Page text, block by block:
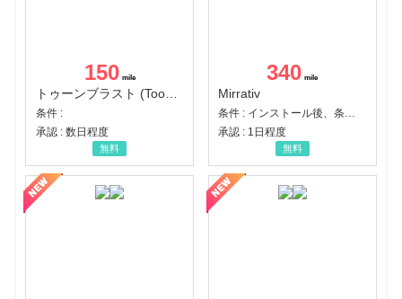
150
トゥーンブラスト (Toon Blast)
条件 :
承認 : 数日程度
無料
340
Mirrativ
条件 : インストール後、条件達成
承認 : 1日程度
無料